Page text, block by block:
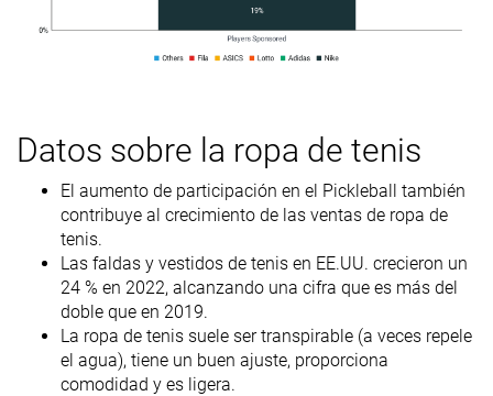
Datos sobre la ropa de tenis
El aumento de participación en el Pickleball también
contribuye al crecimiento de las ventas de ropa de
tenis.
Las faldas y vestidos de tenis en EE.UU. crecieron un
24 % en 2022, alcanzando una cifra que es más del
doble que en 2019.
La ropa de tenis suele ser transpirable (a veces repele
el agua), tiene un buen ajuste, proporciona
comodidad y es ligera.